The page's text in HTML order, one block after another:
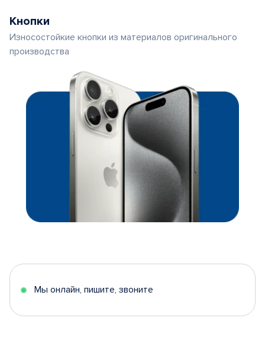
Кнопки
Износостойкие кнопки из материалов оригинального
производства
Мы онлайн, пишите, звоните